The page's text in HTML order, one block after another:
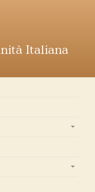
Italiana